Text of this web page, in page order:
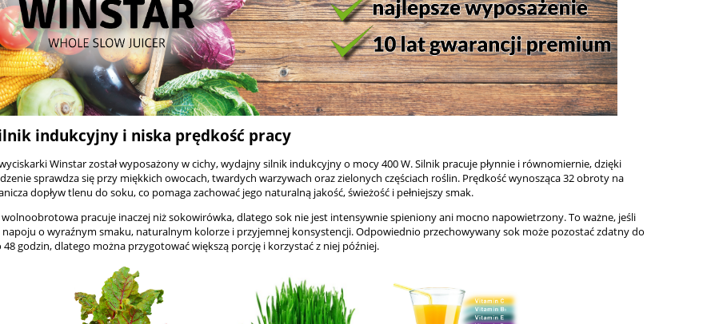
indukcyjny i niska prędkość pracy
Winstar został wyposażony w cichy, wydajny silnik indukcyjny o mocy 400 W. Silnik pracuje płynnie i równomiernie, dzięki
sprawdza się przy miękkich owocach, twardych warzywach oraz zielonych częściach roślin. Prędkość wynosząca 32 obroty na
dopływ tlenu do soku, co pomaga zachować jego naturalną jakość, świeżość i pełniejszy smak.
pracuje inaczej niż sokowirówka, dlatego sok nie jest intensywnie spieniony ani mocno napowietrzony. To ważne, jeśli
napoju o wyraźnym smaku, naturalnym kolorze i przyjemnej konsystencji. Odpowiednio przechowywany sok może pozostać zdatny do
48 godzin, dlatego można przygotować większą porcję i korzystać z niej później.